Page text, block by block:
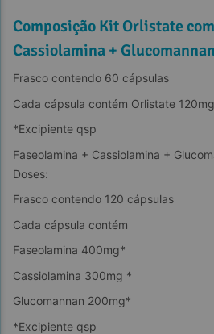
Composição Kit Orlistate
Cassiolamina + Glucomannan
Frasco contendo 60 cápsulas
Cada cápsula contém Orlistate
*Excipiente qsp
Faseolamina + Cassiolamina +
Doses:
Frasco contendo 120 cápsulas
Cada cápsula contém
Faseolamina 400mg*
Cassiolamina 300mg *
Glucomannan 200mg*
*Excipiente qsp